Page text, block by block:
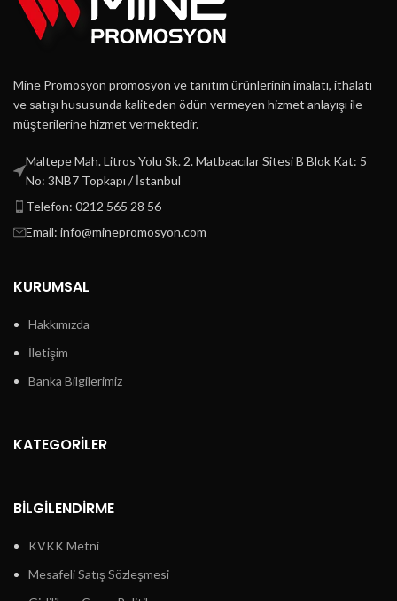
Mine Promosyon promosyon ve tanıtım ürünlerinin imalatı, ithalatı
ve satışı hususunda kaliteden ödün vermeyen hizmet anlayışı ile
müşterilerine hizmet vermektedir.
Maltepe Mah. Litros Yolu Sk. 2. Matbaacılar Sitesi B Blok Kat: 5
No: 3NB7 Topkapı / İstanbul
Telefon: 0212 565 28 56
Email: info@minepromosyon.com
KURUMSAL
Hakkımızda
İletişim
Banka Bilgilerimiz
KATEGORİLER
BİLGİLENDİRME
KVKK Metni
Mesafeli Satış Sözleşmesi